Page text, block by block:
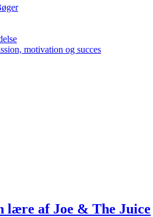
motivation og succes
lære af Joe & The Juice